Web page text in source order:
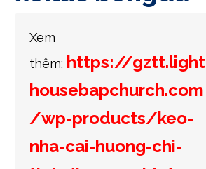
Xem
thêm: https://gztt.light
housebapchurch.com
/wp-products/keo-
nha-cai-huong-chi-